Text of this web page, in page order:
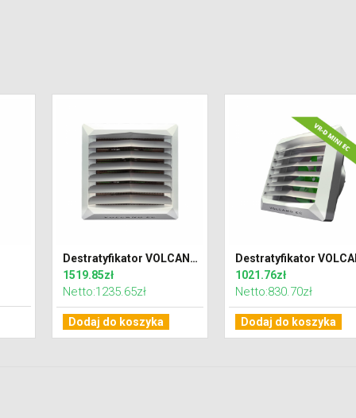
Destratyfikator VOLCANO VR-D EC
1519.85zł
Netto:1235.65zł
Dodaj do koszyka
1021.76zł
Netto:830.70zł
Dodaj do koszyka